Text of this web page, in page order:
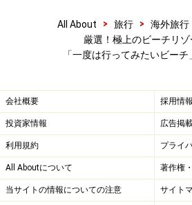
All About > 旅行 > 海外旅行
厳選！極上のビーチリゾ
「一度は行ってみたいビー
会社概要 採用情報
投資家情報 広告掲
利用規約 プライ
All Aboutについて 著作権
当サイトの情報についての注意 サイト